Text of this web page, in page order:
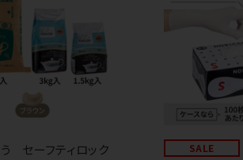
セーフティロック
SALE